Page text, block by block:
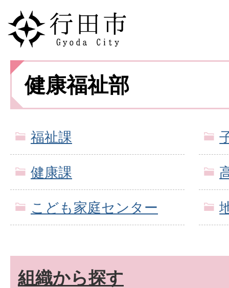
健康福祉部
福祉課
健康課
こども家庭センター
組織から探す